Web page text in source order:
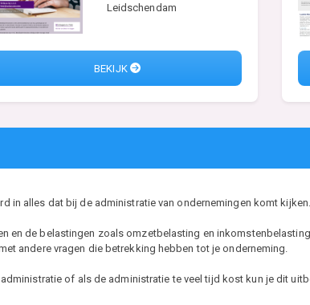
Leidschendam
BEKIJK
in alles dat bij de administratie van ondernemingen komt kijken.
en de belastingen zoals omzetbelasting en
andere vragen die betrekking hebben tot je onderneming.
of als de administratie te veel tijd kost kun je dit